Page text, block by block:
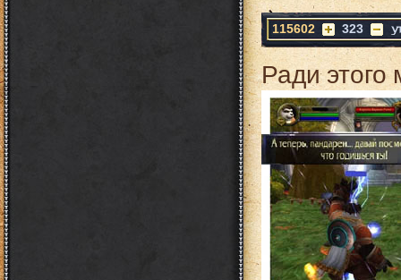
115602 323
Ради этого